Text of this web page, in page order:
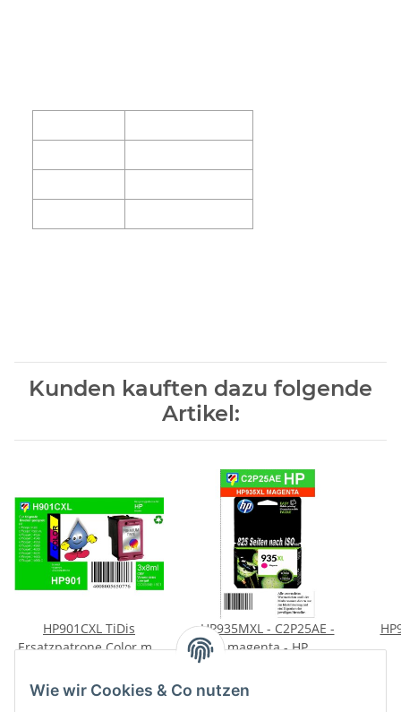
Kunden kauften dazu folgende
Artikel:
HP901CXL TiDis
Ersatzpatrone Color mit
ersetzt CC656A
0,83 € pro 1 ml
HP935MXL - C2P25AE -
magenta - HP
Originalpatrone mit 825
Seiten Druckleistung
0,04 € pro 1
Wie wir Cookies & Co nutzen